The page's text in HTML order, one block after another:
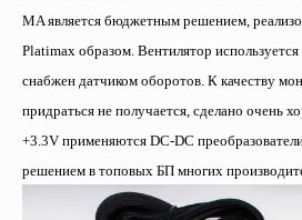
MA является бюджетным решением,
Platimax образом. Вентилятор используется
снабжен датчиком оборотов. К качеству
придраться не получается, сделано очень
+3.3V применяются DC-DC
решением в топовых БП многих